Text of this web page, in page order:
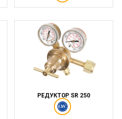
РЕДУКТОР SR 250